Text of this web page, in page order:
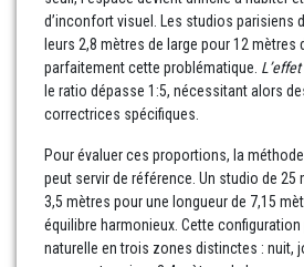
d’inconfort visuel. Les studios parisiens
leurs 2,8 mètres de large pour 12 mètres
parfaitement cette problématique.
le ratio dépasse 1:5, nécessitant alors
correctrices spécifiques.
Pour évaluer ces proportions, la
peut servir de référence. Un studio de 25
3,5 mètres pour une longueur de 7,15
équilibre harmonieux. Cette
naturelle en trois zones distinctes : nuit,